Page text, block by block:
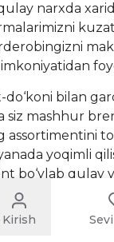
narxda
bilan
siz mashhur
assortimentini
yoqimli
bo‘ylab qulay
taklif
va sifatli
Kirish